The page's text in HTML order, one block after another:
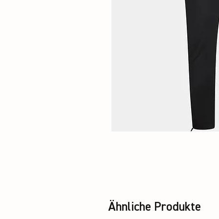
Ähnliche Produkte